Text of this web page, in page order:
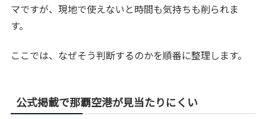
マですが、現地で使えないと時間も気持ちも削られま
す。
ここでは、なぜそう判断するのかを順番に整理します。
公式掲載で那覇空港が見当たりにくい